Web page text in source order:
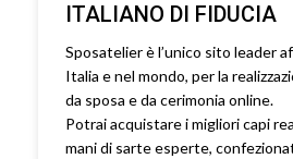
ITALIANO DI FIDUCIA
Sposatelier è l’unico sito leader
Italia e nel mondo, per la
da sposa e da cerimonia online.
Potrai acquistare i migliori capi
mani di sarte esperte,